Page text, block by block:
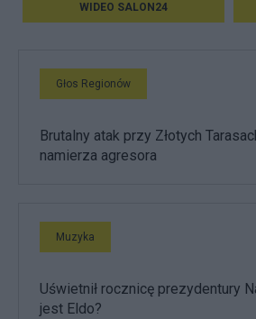
WIDEO SALON24
Głos Regionów
Brutalny atak przy Złotych
namierza agresora
Muzyka
Uświetnił rocznicę prezydentury
jest Eldo?